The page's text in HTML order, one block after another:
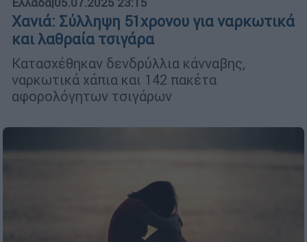
Χανιά: Σύλληψη 51χρονου για ναρκωτικά
και λαθραία τσιγάρα
Κατασχέθηκαν δενδρύλλια κάνναβης,
ναρκωτικά χάπια και 142 πακέτα
αφορολόγητων τσιγάρων